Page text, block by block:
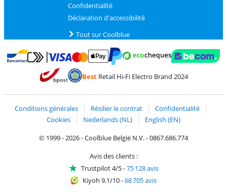
Confidentialité
Déclaration d'accessibilité
Tout sur Coolblue
Payer avec Bancontact
Payer avec MasterCard et Visa via ClickToPay
BestRetail Hi-Fi Electro Brand 2024
Conditions générales Résilier le contrat
Confidentialité
Cookies
Nederlands (NL)
English (EN)
© 1999 - 2026 - Coolblue België N.V. - 0867.686.774
Avis des clients :
Trustpilot 4/5-75 128 avis
Kiyoh 9.1/10-68 705 avis